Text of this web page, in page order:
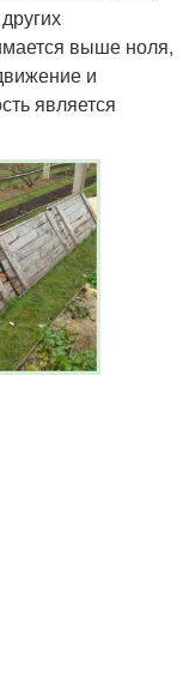
выше ноля,
и
является